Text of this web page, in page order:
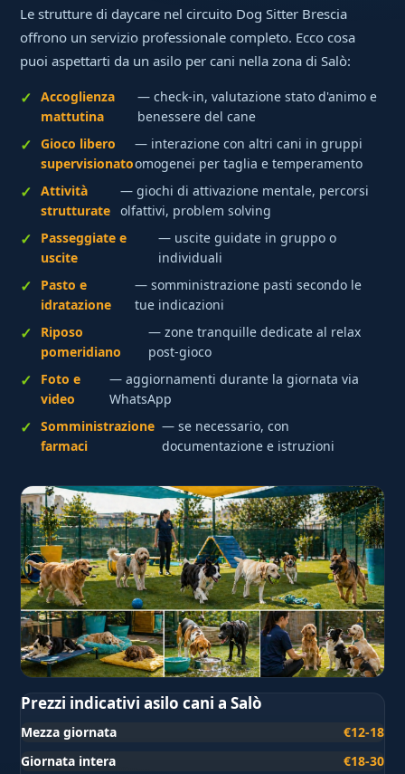
Le strutture di daycare nel circuito Dog Sitter Brescia
offrono un servizio professionale completo. Ecco cosa
puoi aspettarti da un asilo per cani nella zona di Salò:
Accoglienza
mattutina
— check-in, valutazione stato d'animo e
benessere del cane
Gioco libero
supervisionato
— interazione con altri cani in gruppi
omogenei per taglia e temperamento
Attività
strutturate
— giochi di attivazione mentale, percorsi
olfattivi, problem solving
Passeggiate e
uscite
— uscite guidate in gruppo o
individuali
Pasto e
idratazione
— somministrazione pasti secondo le
tue indicazioni
Riposo
pomeridiano
— zone tranquille dedicate al relax
post-gioco
Foto e
video
— aggiornamenti durante la giornata via
WhatsApp
Somministrazione
farmaci
— se necessario, con
documentazione e istruzioni
Prezzi indicativi asilo cani a Salò
Mezza giornata
€12-18
Giornata intera
€18-30